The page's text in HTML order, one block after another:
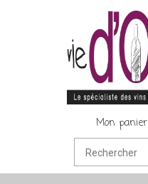
Mon panier